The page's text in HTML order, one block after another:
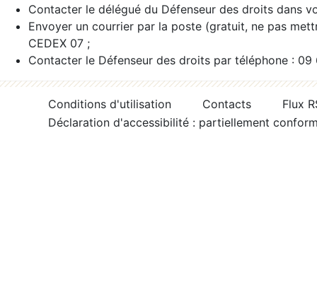
Contacter le délégué du Défenseur des droits dans
Envoyer un courrier par la poste (gratuit, ne pas
CEDEX 07 ;
Contacter le Défenseur des droits par téléphone :
Conditions d'utilisation Contacts
Flux
Déclaration d'accessibilité : partiellement